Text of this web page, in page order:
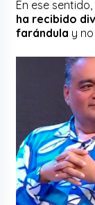
En ese
ha recibido
farándula y